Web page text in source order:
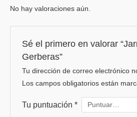
No hay valoraciones aún.
Sé el primero en valorar
Gerberas”
Tu dirección de correo electrónico
Los campos obligatorios están
Tu puntuación *